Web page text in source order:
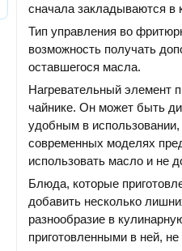
сначала закладываются в
Тип управления во
возможность получать
оставшегося масла.
Нагревательный элемент
чайнике. Он может быть
удобным в
современных моделях
использовать масло и не
Блюда, которые
добавить несколько
разнообразие в
приготовленными в ней, не